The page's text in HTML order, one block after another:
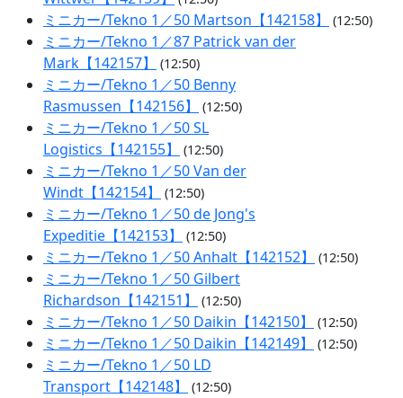
ミニカー/Tekno 1／50 Martson【142158】 (12:50)
ミニカー/Tekno 1／87 Patrick van der
Mark【142157】
(12:50)
ミニカー/Tekno 1／50 Benny
Rasmussen【142156】
(12:50)
ミニカー/Tekno 1／50 SL
Logistics【142155】
(12:50)
ミニカー/Tekno 1／50 Van der
Windt【142154】
(12:50)
ミニカー/Tekno 1／50 de Jong's
Expeditie【142153】
(12:50)
ミニカー/Tekno 1／50 Anhalt【142152】 (12:50)
ミニカー/Tekno 1／50 Gilbert
Richardson【142151】
(12:50)
ミニカー/Tekno 1／50 Daikin【142150】 (12:50)
ミニカー/Tekno 1／50 Daikin【142149】 (12:50)
ミニカー/Tekno 1／50 LD
Transport【142148】
(12:50)